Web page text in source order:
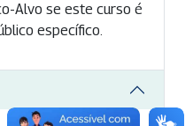
Alvo se este curso é
específico.